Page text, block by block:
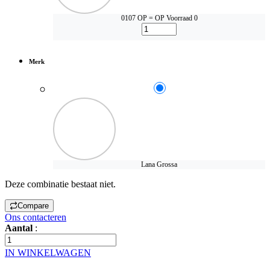
0107 OP = OP Voorraad 0
Merk
Lana Grossa
Deze combinatie bestaat niet.
Compare
Ons contacteren
Aantal :
IN WINKELWAGEN